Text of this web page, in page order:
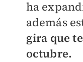
ha
además
gira que
octubre.